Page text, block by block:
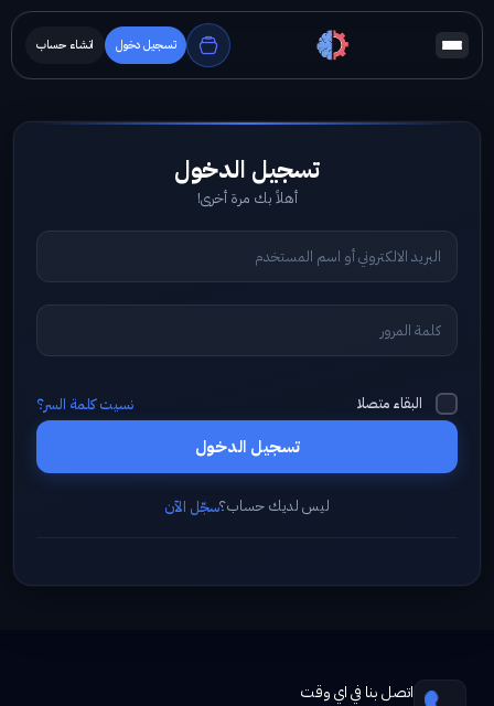
تسجيل دخول انشاء حساب
أهلاً بك مرة أخرى!
البقاء متصلا نسيت كلمة السر؟
تسجيل الدخول
ليس لديك حساب؟سجّل الآن
اتصل بنا في اي وقت